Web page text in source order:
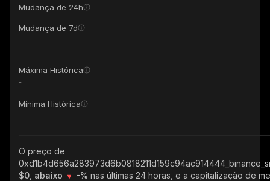
Mudança de 24h
Mudança de 7d
Máxima Histórica
-
Mínima Histórica
-
O preço de
$0, abaixo
-% nas últimas 24 horas, e a capitalização de